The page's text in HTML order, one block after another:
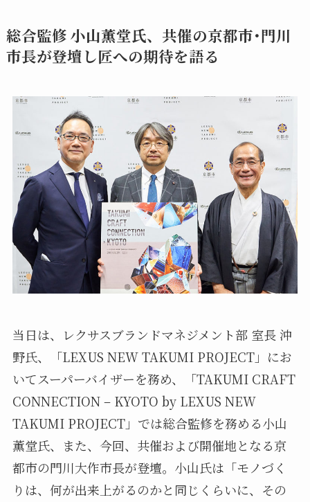
総合監修 小山薫堂氏、共催の京都市･門川
市長が登壇し匠への期待を語る
当日は、レクサスブランドマネジメント部 室長 沖
野氏、「LEXUS NEW TAKUMI PROJECT」にお
いてスーパーバイザーを務め、「TAKUMI CRAFT
CONNECTION – KYOTO by LEXUS NEW
TAKUMI PROJECT」では総合監修を務める小山
薫堂氏、また、今回、共催および開催地となる京
都市の門川大作市長が登壇。小山氏は「モノづく
りは、何が出来上がるのかと同じくらいに、その